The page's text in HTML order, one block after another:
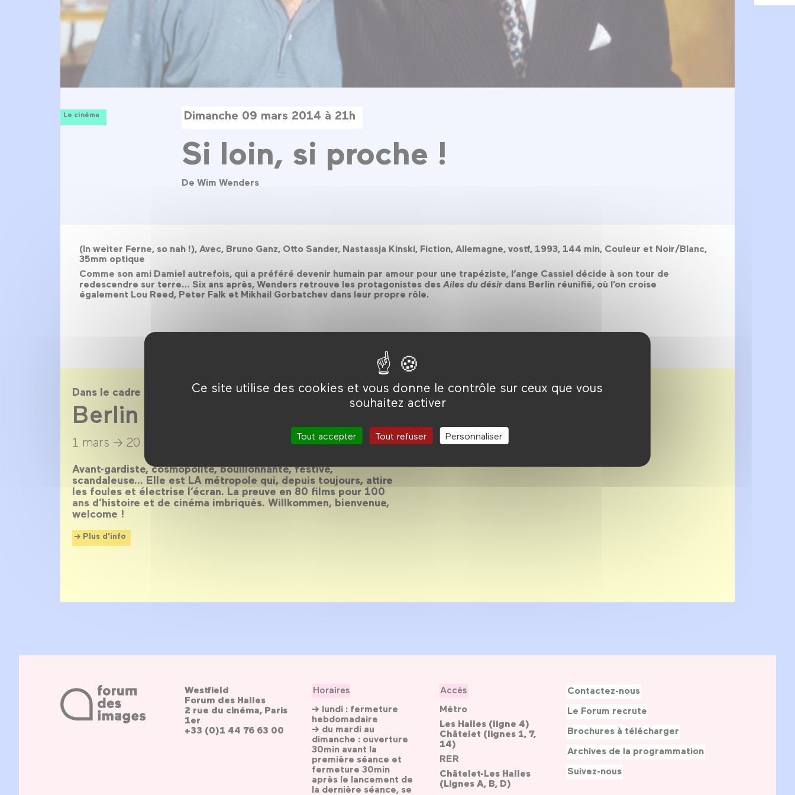
Ce site utilise des cookies et vous donne le contrôle sur ceux que vous
souhaitez activer
Tout accepter Tout refuser Personnaliser
Le cinéma Dimanche 09 mars 2014 à 21h
Si loin, si proche !
De Wim Wenders
(In weiter Ferne, so nah !), Avec, Bruno Ganz, Otto Sander, Nastassja Kinski, Fiction, Allemagne, vostf, 1993, 144 min, Couleur et Noir/Blanc,
35mm optique
Comme son ami Damiel autrefois, qui a préféré devenir humain par amour pour une trapéziste, l’ange Cassiel décide à son tour de
redescendre sur terre… Six ans après, Wenders retrouve les protagonistes desAiles du désirdans Berlin réunifié, où l’on croise
également Lou Reed, Peter Falk et Mikhail Gorbatchev dans leur propre rôle.
Dans le cadre de
Berlin magnétique
1 mars → 20 avril 2014
Avant-gardiste, cosmopolite, bouillonnante, festive,
scandaleuse… Elle est LA métropole qui, depuis toujours, attire
les foules et électrise l’écran. La preuve en 80 films pour 100
ans d’histoire et de cinéma imbriqués. Willkommen, bienvenue,
welcome !
Plus d'info
Westfield
Forum des Halles
2 rue du cinéma, Paris
1er
+33 (0)1 44 76 63 00
Horaires
→ lundi : fermeture
hebdomadaire
→ du mardi au
dimanche : ouverture
30min avant la
première séance et
fermeture 30min
après le lancement de
la dernière séance, se
Accès
Métro
Les Halles (ligne 4)
Châtelet (lignes 1, 7,
14)
RER
Châtelet-Les Halles
(Lignes A, B, D)
Contactez-nous
Le Forum recrute
Brochures à télécharger
Archives de la programmation
Suivez-nous